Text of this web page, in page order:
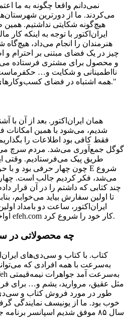
می‌کردند. ما از دورترین
ایران‌اکتور با توجه به اینکه کار
هنرمندان را انجام می‌داد،
چیز در یک فضای مبتنی بر احترام و
و محصول برای مشتری فرستاده
نااطمینانی و شکایت و…
همه اشتباه در فضای کسب‌وکارهای آنلاین از کجا پیدا شده است."
همان ایران‌اکتور. بعد از آن با
شدیم، می‌‌شود با همین امکانات
فقط کافی بود اطلاعات را
گوگل جمع‌آوری می‌شد. مردم سرچ
طریق پیک می‌فرستادیم. وقتی
می‌شد، فکر کردیم جالب است.
چند کتابی که داشتم را در آن قرار
تا اولین سفارش بیاید می‌خوابم،
ایران‌اکتور، ساعت دو بامداد
اواخر سال ۸۱ یا اوایل ۸۰ بود که efeh.com کار خود را شروع کرد.
چه محصولاتی در
کتاب. با کتاب و سی‌دی‌های
به‌سرعت با همه افرادی که
مثل عقیق، مروارید، یشم و… برای
طور در مورد فروش کتاب و
خوب بود. ما از یونیسف نمایندگی
سال ۸۵ موفق شدیم اسپانسر